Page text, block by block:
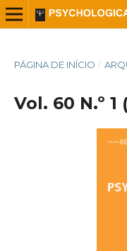
PÁGINA DE INÍCIO /
Vol. 60 N.º 1